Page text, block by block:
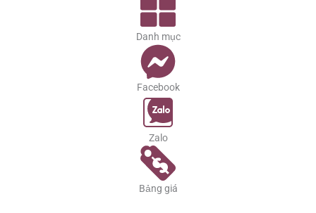
Danh mục
Facebook
Zalo
Bảng giá